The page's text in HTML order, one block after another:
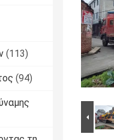
(113)
(94)